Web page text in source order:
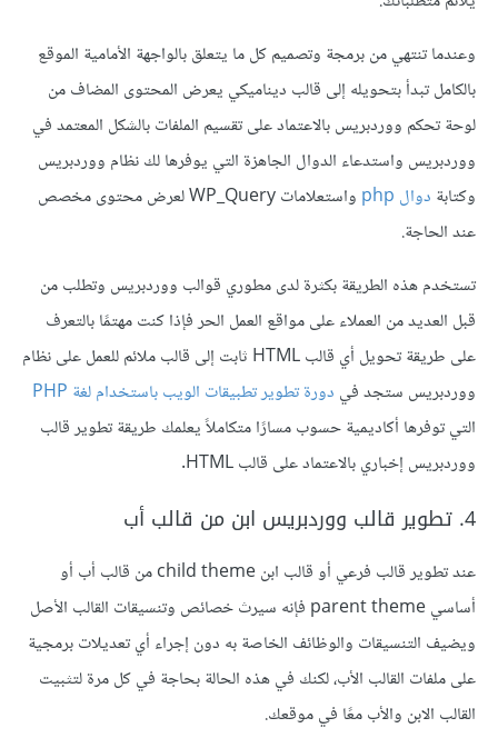
وعندما تنتهي من برمجة وتصميم كل ما يتعلق بالواجهة الأمامية الموقع
بالكامل تبدأ بتحويله إلى قالب ديناميكي يعرض المحتوى المضاف من
لوحة تحكم ووردبريس بالاعتماد على تقسيم الملفات بالشكل المعتمد في
ووردبريس واستدعاء الدوال الجاهزة التي يوفرها لك نظام ووردبريس
وكتابة دوال php
واستعلامات WP_Query لعرض محتوى مخصص
عند الحاجة.
تستخدم هذه الطريقة بكثرة لدى مطوري قوالب ووردبريس وتطلب من
قبل العديد من العملاء على مواقع العمل الحر فإذا كنت مهتمًا بالتعرف
على طريقة تحويل أي قالب HTML ثابت إلى قالب ملائم للعمل على نظام
ووردبريس ستجد في دورة تطوير تطبيقات الويب باستخدام لغة PHP
التي توفرها أكاديمية حسوب مسارًا متكاملاً يعلمك طريقة تطوير قالب
ووردبريس إخباري بالاعتماد على قالب HTML.
4. تطوير قالب ووردبريس ابن من قالب أب
عند تطوير قالب فرعي أو قالب ابن child theme من قالب أب أو
أساسي parent theme فإنه سيرث خصائص وتنسيقات القالب الأصل
ويضيف التنسيقات والوظائف الخاصة به دون إجراء أي تعديلات برمجية
على ملفات القالب الأب، لكنك في هذه الحالة بحاجة في كل مرة لتثبيت
القالب الابن والأب معًا في موقعك.